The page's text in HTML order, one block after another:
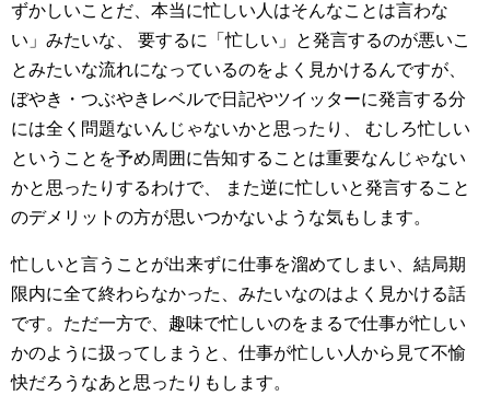
ずかしいことだ、本当に忙しい人はそんなことは言わな
い」みたいな、
要するに「忙しい」と発言するのが悪いこ
とみたいな流れになっているのをよく見かけるんですが、
ぼやき・つぶやきレベルで日記やツイッターに発言する分
には全く問題ないんじゃないかと思ったり、
むしろ忙しい
ということを予め周囲に告知することは重要なんじゃない
かと思ったりするわけで、
また逆に忙しいと発言すること
のデメリットの方が思いつかないような気もします。
忙しいと言うことが出来ずに仕事を溜めてしまい、結局期
限内に全て終わらなかった、みたいなのはよく見かける話
です。ただ一方で、趣味で忙しいのをまるで仕事が忙しい
かのように扱ってしまうと、仕事が忙しい人から見て不愉
快だろうなあと思ったりもします。